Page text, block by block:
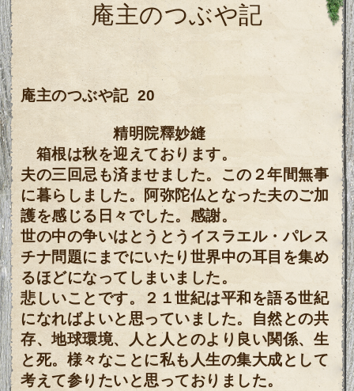
庵主のつぶや記
庵主のつぶや記 20
精明院釋妙縫
箱根は秋を迎えております。
夫の三回忌も済ませました。この２年間無事
に暮らしました。阿弥陀仏となった夫のご加
護を感じる日々でした。感謝。
世の中の争いはとうとうイスラエル・パレス
チナ問題にまでにいたり世界中の耳目を集め
るほどになってしまいました。
悲しいことです。２１世紀は平和を語る世紀
になればよいと思っていました。自然との共
存、地球環境、人と人とのより良い関係、生
と死。様々なことに私も人生の集大成として
考えて参りたいと思っておりました。